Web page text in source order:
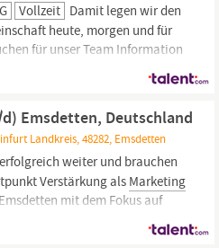
Vollzeit Damit legen wir den
heute, morgen und für
für unser Team Information
Münster zum nächstmöglichen
Portfolio
(m/w/d).
Security-Portfolio
Emsdetten, Deutschland
Landkreis, 48282, Emsdetten
weiter und brauchen
Verstärkung als Marketing
mit dem Fokus auf
HR-
Sie klassische